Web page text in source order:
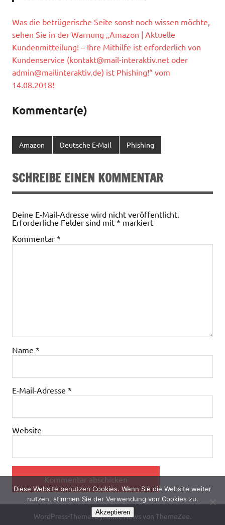
Was die betrügerische Seite sonst noch wissen möchte,
sehen Sie in der Warnung „Amazon | Aktuelle
Kundenmitteilung! – Ihre Mithilfe ist erforderlich von
Kundenservice (kontakt@mail-interaktiv.net oder
admin@mailinteraktiv.de) ist Phishing!“ vom
14.08.2018!
Kommentar(e)
Amazon Deutsche E-Mail Phishing
SCHREIBE EINEN KOMMENTAR
Deine E-Mail-Adresse wird nicht veröffentlicht.
Erforderliche Felder sind mit * markiert
Kommentar *
Name *
E-Mail-Adresse *
Website
WordPress-Theme: Dynamic News von ThemeZee.
Diese Website benutzen Cookies. Wenn Sie die Website weiter
nutzen, stimmen Sie der Verwendung von Cookies zu.
Akzeptieren